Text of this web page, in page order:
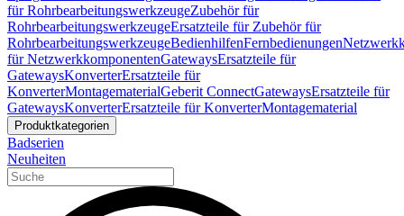
für RohrbearbeitungswerkzeugeZubehör für
RohrbearbeitungswerkzeugeErsatzteile für Zubehör für
RohrbearbeitungswerkzeugeBedienhilfenFernbedienungen
für NetzwerkkomponentenGatewaysErsatzteile für
GatewaysKonverterErsatzteile für
KonverterMontagematerialGeberit ConnectGatewaysErsatzteile für
GatewaysKonverterErsatzteile für KonverterMontagematerial
Produktkategorien
Badserien
Neuheiten